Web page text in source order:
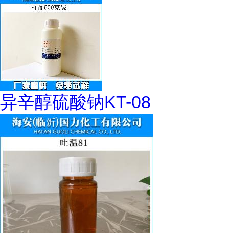
异辛醇硫酸钠KT-08